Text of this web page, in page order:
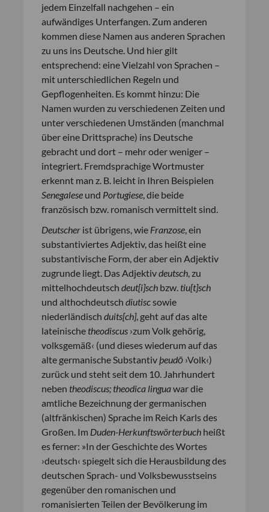
jedem Einzelfall nachgehen – ein
aufwändiges Unterfangen. Zum anderen
kommen diese Namen aus anderen Sprachen
zu uns ins Deutsche. Und hier gilt
entsprechend: eine Vielzahl von Sprachen –
mit unterschiedlichen Regeln und
Gepflogenheiten. Es kommt hinzu: Die
Namen wurden zu verschiedenen Zeiten und
unter verschiedenen Umständen (manchmal
über eine Drittsprache) ins Deutsche
gebracht und dort – mehr oder weniger –
integriert. Fremdsprachige Wortmuster
erkennt man z. B. leicht in Ihren Beispielen
Senegalese und Portugiese , die beide
französisch bzw. romanisch vermittelt sind.
Deutscher ist übrigens, wie Franzose , ein
substantiviertes Adjektiv, das heißt eine
substantivische Form, der aber ein Adjektiv
zugrunde liegt. Das Adjektivdeutsch , zu
mittelhochdeutsch deut[i]sch bzw. tiu[t]sch
und althochdeutsch diutiscsowie
niederländisch duits[ch], geht auf das alte
lateinische theodiscus ›zum Volk gehörig,
volksgemäß‹ (und dieses wiederum auf das
alte germanische Substantiv þeudō ›Volk‹)
zurück und steht seit dem 10. Jahrhundert
neben theodiscus; theodica linguawar die
amtliche Bezeichnung der germanischen
(altfränkischen) Sprache im Reich Karls des
Großen. Im Duden-Herkunftswörterbuch heißt
es ferner: »In der Geschichte des Wortes
›deutsch‹ spiegelt sich die Herausbildung des
deutschen Sprach- und Volksbewusstseins
gegenüber den romanischen und
romanisierten Teilen der Bevölkerung im